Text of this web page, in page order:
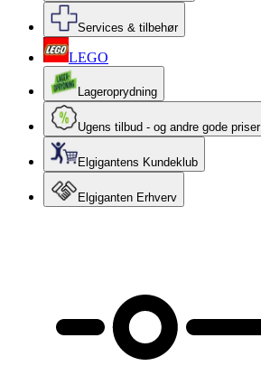
Services & tilbehør
LEGO
Lageroprydning
Ugens tilbud - og andre gode priser
Elgigantens Kundeklub
Elgiganten Erhverv